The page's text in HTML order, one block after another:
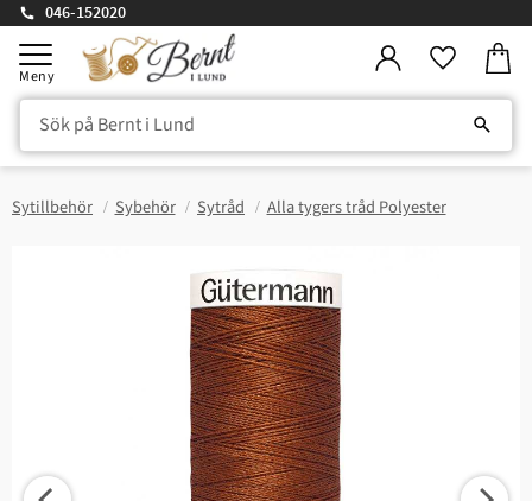
Meny
046-152020
Sytillbehör Sybehör Sytråd Alla tygers tråd Polyester